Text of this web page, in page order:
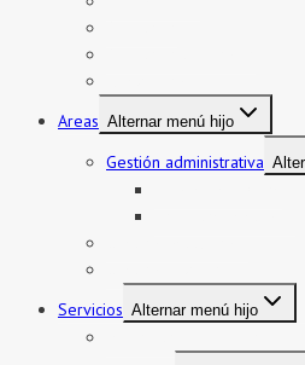
Areas Alternar menú hijo
Gestión administrativa
Servicios Alternar menú hijo